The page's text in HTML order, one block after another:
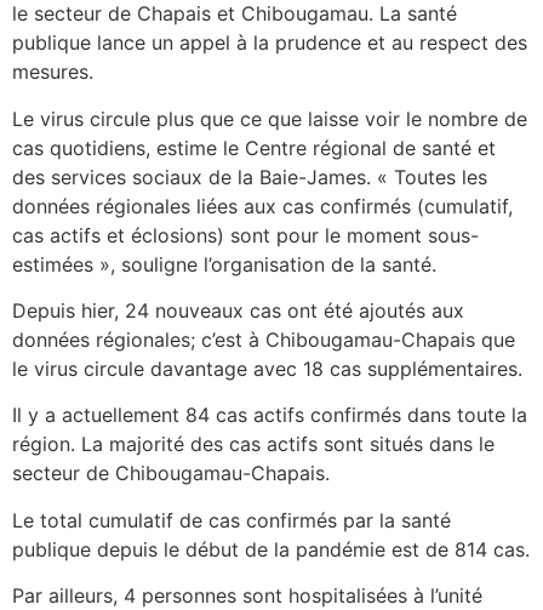
le secteur de Chapais et Chibougamau. La santé
publique lance un appel à la prudence et au respect des
mesures.
Le virus circule plus que ce que laisse voir le nombre de
cas quotidiens, estime le Centre régional de santé et
des services sociaux de la Baie-James. « Toutes les
données régionales liées aux cas confirmés (cumulatif,
cas actifs et éclosions) sont pour le moment sous-
estimées », souligne l’organisation de la santé.
Depuis hier, 24 nouveaux cas ont été ajoutés aux
données régionales; c’est à Chibougamau-Chapais que
le virus circule davantage avec 18 cas supplémentaires.
Il y a actuellement 84 cas actifs confirmés dans toute la
région. La majorité des cas actifs sont situés dans le
secteur de Chibougamau-Chapais.
Le total cumulatif de cas confirmés par la santé
publique depuis le début de la pandémie est de 814 cas.
Par ailleurs, 4 personnes sont hospitalisées à l’unité